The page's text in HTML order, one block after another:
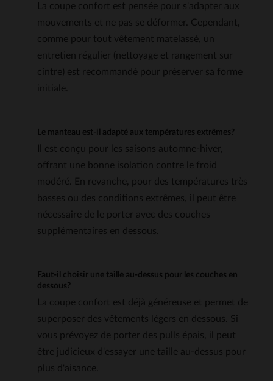
La coupe confort est pensée pour s'adapter aux
mouvements et ne pas se déformer. Cependant,
comme pour tout vêtement matelassé, un
entretien régulier (nettoyage et rangement sur
cintre) est recommandé pour préserver sa forme
initiale.
Le manteau est-il adapté aux températures extrêmes?
Il est conçu pour les saisons automne-hiver,
offrant une bonne isolation contre le froid
modéré. En revanche, pour des températures très
basses ou des conditions extrêmes, il peut être
nécessaire de le porter avec des couches
supplémentaires en dessous.
Faut-il choisir une taille au-dessus pour les couches en
dessous?
La coupe confort est déjà généreuse et permet de
superposer des vêtements légers en dessous. Si
vous prévoyez de porter des pulls épais, il peut
être judicieux d'essayer une taille au-dessus pour
plus d'aisance.